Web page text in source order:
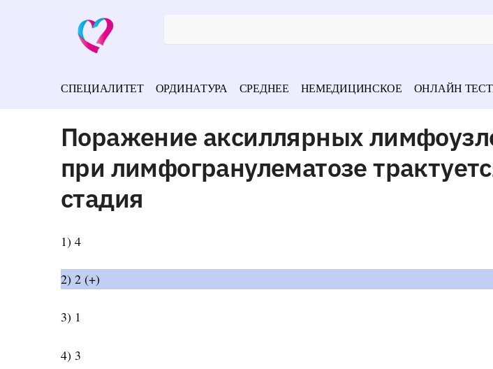
СПЕЦИАЛИТЕТ ОРДИНАТУРА СРЕДНЕЕ НЕМЕДИЦИНСКОЕ ОНЛАЙН
Поражение аксиллярных
при лимфогранулематозе
стадия
1) 4
2) 2 (+)
3) 1
4) 3